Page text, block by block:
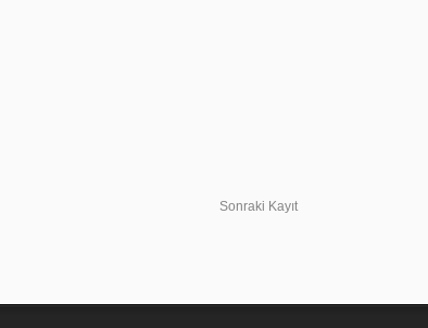
Sonraki Kayıt